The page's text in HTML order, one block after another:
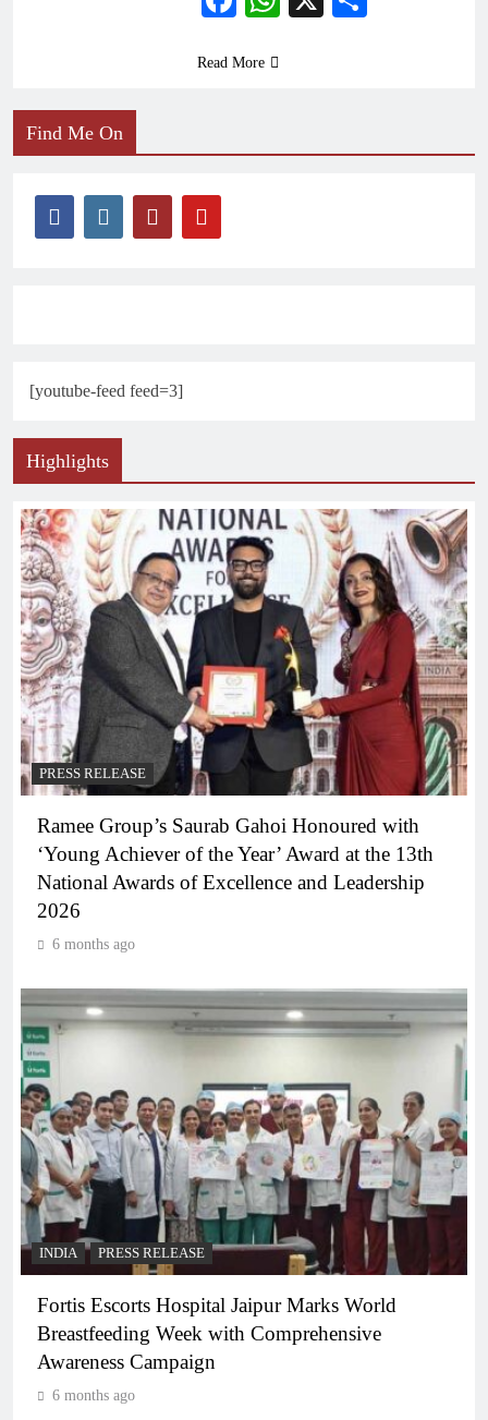
Read More
Find Me On
[youtube-feed feed=3]
Highlights
PRESS RELEASE
Ramee Group’s Saurab Gahoi Honoured with
‘Young Achiever of the Year’ Award at the 13th
National Awards of Excellence and Leadership
2026
6 months ago
INDIA PRESS RELEASE
Fortis Escorts Hospital Jaipur Marks World
Breastfeeding Week with Comprehensive
Awareness Campaign
6 months ago